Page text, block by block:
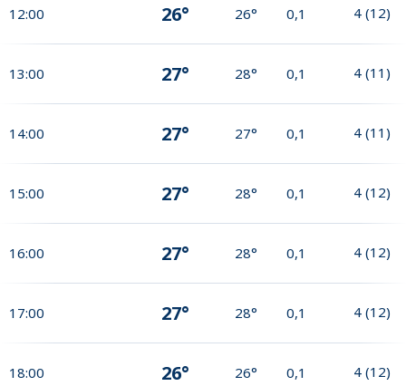
12:00 26° 26° 0,1 4 (12)
13:00 27° 28° 0,1 4 (11)
14:00 27° 27° 0,1 4 (11)
15:00 27° 28° 0,1 4 (12)
16:00 27° 28° 0,1 4 (12)
17:00 27° 28° 0,1 4 (12)
18:00 26° 26° 0,1 4 (12)